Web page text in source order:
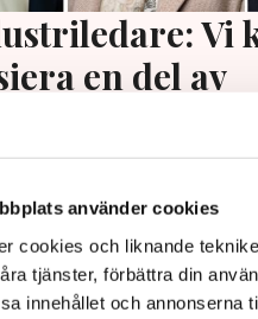
använder cookies
cookies och liknande
tjänster, förbättra din
innehållet och annonserna
Vi
en del av
Helena Hedblom
skriver på DN Debatt att
och att industrin är